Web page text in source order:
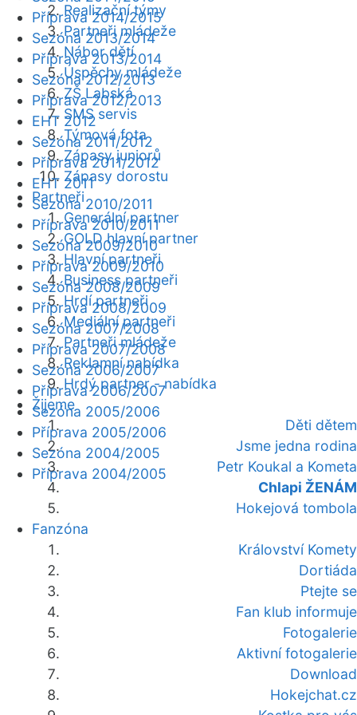
Realizační týmy
Partneři mládeže
Nábor dětí
Úspěchy mládeže
ZŠ Labská
SMS servis
Týmová fota
Zápasy juniorů
Zápasy dorostu
Partneři
Generální partner
GOLD hlavní partner
Hlavní partneři
Business partneři
Hrdí partneři
Mediální partneři
Partneři mládeže
Reklamní nabídka
Hrdý partner - nabídka
Žijeme
Děti dětem
Jsme jedna rodina
Petr Koukal a Kometa
Chlapi ŽENÁM
Hokejová tombola
Fanzóna
Království Komety
Dortiáda
Ptejte se
Fan klub informuje
Fotogalerie
Aktivní fotogalerie
Download
Hokejchat.cz
Příprava 2014/2015
Sezóna 2013/2014
Příprava 2013/2014
Sezóna 2012/2013
Příprava 2012/2013
EHT 2012
Sezóna 2011/2012
Příprava 2011/2012
EHT 2011
Sezóna 2010/2011
Příprava 2010/2011
Sezóna 2009/2010
Příprava 2009/2010
Sezóna 2008/2009
Příprava 2008/2009
Sezóna 2007/2008
Příprava 2007/2008
Sezóna 2006/2007
Příprava 2006/2007
Sezóna 2005/2006
Příprava 2005/2006
Sezóna 2004/2005
Příprava 2004/2005